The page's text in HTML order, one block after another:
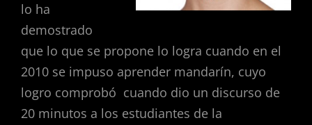
lo ha
demostrado
que lo que se propone lo logra cuando en el
2010 se impuso aprender mandarín, cuyo
logro comprobó cuando dio un discurso de
20 minutos a los estudiantes de la